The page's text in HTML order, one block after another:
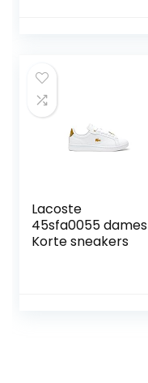
Lacoste
45sfa0055 dames
Korte sneakers